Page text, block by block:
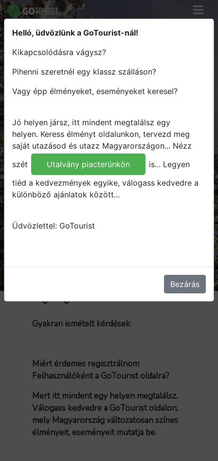
Helló, üdvözlünk a GoTourist-nál!
Kikapcsolódásra vágysz?
Pihenni szeretnél egy klassz szálláson?
Vagy épp élményeket, eseményeket keresel?
Jó helyen jársz, itt mindent megtalálsz egy
helyen. Keress élményt oldalunkon, tervezd meg
saját utazásod és utazz Magyarországon... Nézz
szét
Utalvány piacterünkön is... Legyen
tiéd a kedvezmények egyike, válogass kedvedre a
különböző ajánlatok között...
Üdvözlettel: GoTourist
Bezárás
Keress élményt - Tervezz útvonalat
- Utazz Magyarországon
Hova
Bármit
Keresés
Segítség
Gyakran ismételt kérdések:
Miért érdemes regisztrálnom
Felhasználóként a GoTourist oldalra?
Mert itt mindent egy helyen megtalálsz.
Válogass kedvedre a GoTourist oldalon,
mely Magyarország változatosan színes
élményeit, eseményeit mutatja be.